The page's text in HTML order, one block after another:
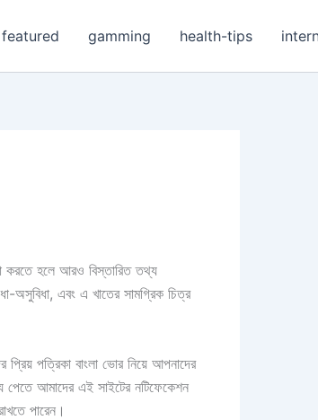
featured gamming health-tips
করতে হলে আরও বিস্তারিত তথ্য
অসুবিধা, এবং এ খাতের সামগ্রিক চিত্র
পত্রিকা বাংলা ভোর নিয়ে আপনাদের
আমাদের এই সাইটের নটিফেকেশন
পারেন।